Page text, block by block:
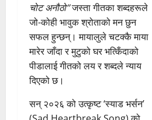
चोट अनौठो”जस्ता गीतका शब्दहरूले
जो-कोही भावुक श्रोताको मन छुन
सफल हुन्छन्। मायालुले चटक्कै माया
मारेर जाँदा र मुटुको घर भत्किँदाको
पीडालाई गीतको लय र शब्दले न्याय
दिएको छ।
सन् २०२६ को उत्कृष्ट ‘स्याड भर्सन’